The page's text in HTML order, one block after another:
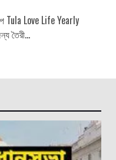
Tula Love Life Yearly
তৈরী...